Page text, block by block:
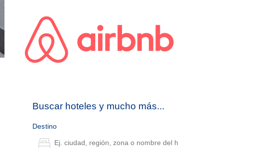
Buscar hoteles y mucho más...
Destino